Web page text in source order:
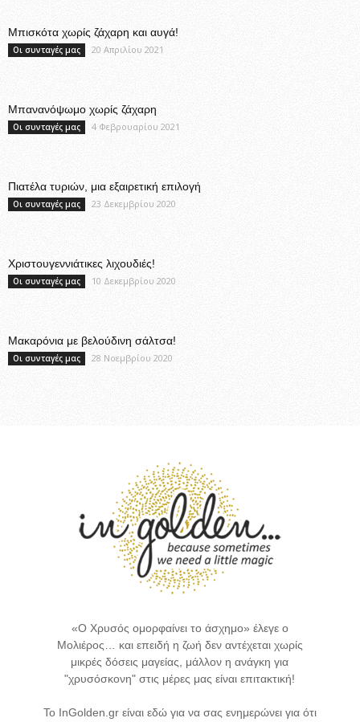
Μπισκότα χωρίς ζάχαρη και αυγά!
Οι συνταγές μας 20 Απριλίου 2021
Μπανανόψωμο χωρίς ζάχαρη
Οι συνταγές μας 4 Φεβρουαρίου 2021
Πιατέλα τυριών, μια εξαιρετική επιλογή
Οι συνταγές μας 23 Δεκεμβρίου 2020
Χριστουγεννιάτικες λιχουδιές!
Οι συνταγές μας 10 Δεκεμβρίου 2020
Μακαρόνια με βελούδινη σάλτσα!
Οι συνταγές μας 28 Νοεμβρίου 2020
«Ο Χρυσός ομορφαίνει το άσχημο» έλεγε ο
Μολιέρος… και επειδή η ζωή δεν αντέχεται χωρίς
μικρές δόσεις μαγείας, μάλλον η ανάγκη για
"χρυσόσκονη" στις μέρες μας είναι επιτακτική!
Το InGolden.gr είναι εδώ για να σας ενημερώνει για ότι